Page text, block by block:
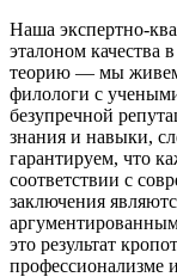
Наша экспертно-
эталоном качества
теорию — мы
филологи с
безупречной
знания и навыки,
гарантируем, что
соответствии с
заключения
это результат
профессионализме